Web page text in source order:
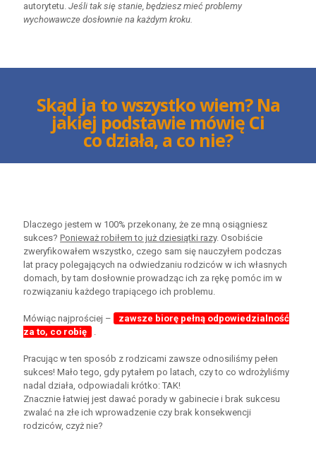
autorytetu. Jeśli tak się stanie, będziesz mieć problemy
wychowawcze dosłownie na każdym kroku.
Skąd ja to wszystko wiem? Na
jakiej podstawie mówię Ci
co działa, a co nie?
Dlaczego jestem w 100% przekonany, że ze mną osiągniesz
sukces? Ponieważ robiłem to już dziesiątki razy. Osobiście
zweryfikowałem wszystko, czego sam się nauczyłem podczas
lat pracy polegających na odwiedzaniu rodziców w ich własnych
domach, by tam dosłownie prowadząc ich za rękę pomóc im w
rozwiązaniu każdego trapiącego ich problemu.
Mówiąc najprościej –
zawsze biorę pełną odpowiedzialność
za to, co robię
.
Pracując w ten sposób z rodzicami zawsze odnosiliśmy pełen
sukces! Mało tego, gdy pytałem po latach, czy to co wdrożyliśmy
nadal działa, odpowiadali krótko: TAK!
Znacznie łatwiej jest dawać porady w gabinecie i brak sukcesu
zwalać na złe ich wprowadzenie czy brak konsekwencji
rodziców, czyż nie?